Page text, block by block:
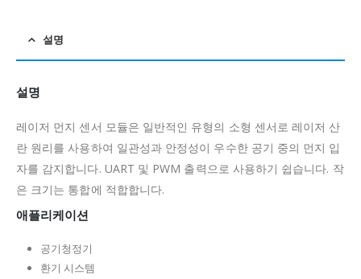
설명
설명
레이저 먼지 센서 모듈은 일반적인 유형의 소형 센서로 레이저 산
란 원리를 사용하여 일관성과 안정성이 우수한 공기 중의 먼지 입
자를 감지합니다. UART 및 PWM 출력으로 사용하기 쉽습니다. 작
은 크기는 통합에 적합합니다.
애플리케이션
공기청정기
환기 시스템